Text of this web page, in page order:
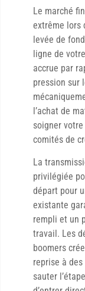
Le marché
extrême lors
levée de
ligne de
accrue par
pression sur
l’achat de
soigner
comités de
La
privilégiée
départ pour
existante
rempli et un
travail. Les
boomers
reprise à
sauter